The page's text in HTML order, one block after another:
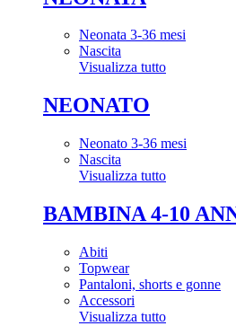
Neonata 3-36 mesi
Nascita
Visualizza tutto
NEONATO
Neonato 3-36 mesi
Nascita
Visualizza tutto
BAMBINA 4-10
Abiti
Topwear
Pantaloni, shorts e gonne
Accessori
Visualizza tutto